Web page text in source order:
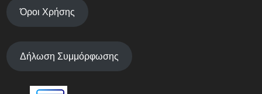
Όροι Χρήσης
Δήλωση Συμμόρφωσης